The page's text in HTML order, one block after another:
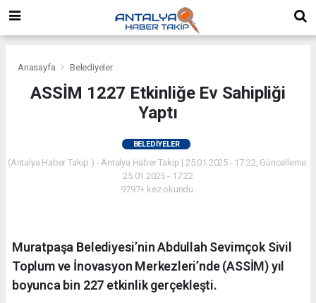
Anasayfa Belediyeler
ASSİM 1227 Etkinliğe Ev Sahipliği
Yaptı
BELEDIYELER
(Antalya Haber Takip ) - Antalya Haber Takip | 25.01.2025 - 17:22, Güncelleme:
25.01.2025 - 17:22
9797+ kez okundu.
Muratpaşa Belediyesi’nin Abdullah Sevimçok Sivil
Toplum ve İnovasyon Merkezleri’nde (ASSİM) yıl
boyunca bin 227 etkinlik gerçekleşti.